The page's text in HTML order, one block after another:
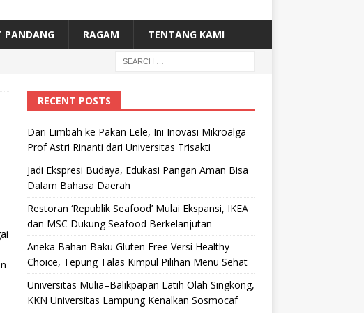
PANDANG RAGAM TENTANG KAMI
RECENT POSTS
Dari Limbah ke Pakan Lele, Ini Inovasi Mikroalga
Prof Astri Rinanti dari Universitas Trisakti
Jadi Ekspresi Budaya, Edukasi Pangan Aman Bisa
Dalam Bahasa Daerah
Restoran ‘Republik Seafood’ Mulai Ekspansi, IKEA
dan MSC Dukung Seafood Berkelanjutan
Aneka Bahan Baku Gluten Free Versi Healthy
Choice, Tepung Talas Kimpul Pilihan Menu Sehat
Universitas Mulia–Balikpapan Latih Olah Singkong,
KKN Universitas Lampung Kenalkan Sosmocaf